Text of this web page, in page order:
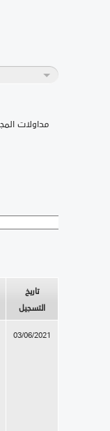
مداولات
تاريخ
التسجيل
03/06/2021